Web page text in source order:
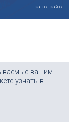
карта сайта
вашим
узнать в